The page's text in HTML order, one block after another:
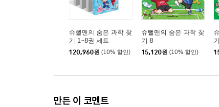
슈뻘맨의 숨은 과학 찾
기 1~8권 세트
120,960원 (10% 할인)
슈뻘맨의 숨은 과학 찾
기 8
15,120원 (10% 할인)
만든 이 코멘트